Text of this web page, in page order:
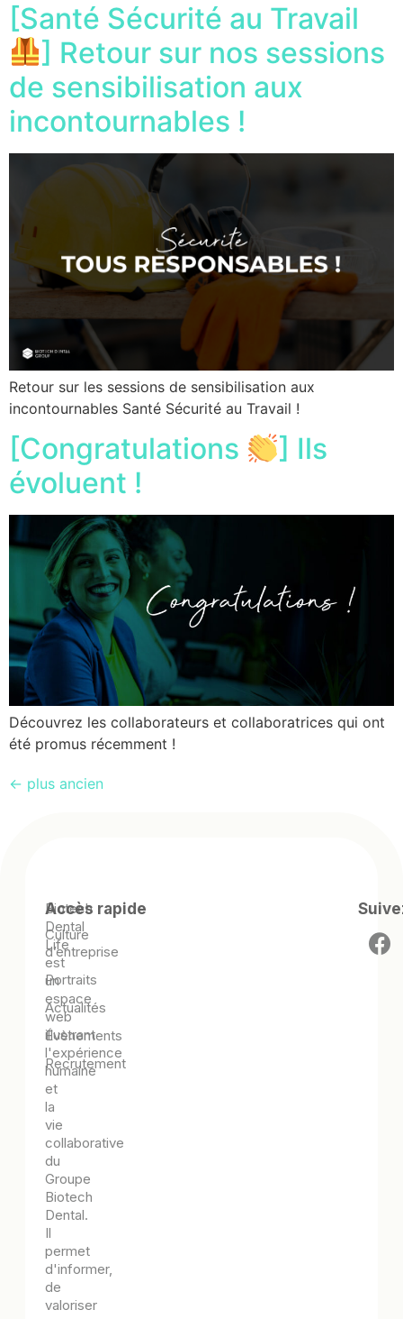
[Santé Sécurité au Travail
] Retour sur nos sessions
de sensibilisation aux
incontournables !
Retour sur les sessions de sensibilisation aux
incontournables Santé Sécurité au Travail !
[Congratulations
] Ils
évoluent !
Découvrez les collaborateurs et collaboratrices qui ont
été promus récemment !
← plus ancien
Biotech
Dental
Life
est
un
espace
web
illustrant
l'expérience
humaine
et
la
vie
collaborative
du
Groupe
Biotech
Dental.
Il
permet
d'informer,
de
valoriser
Accès rapide
Culture
d’entreprise
Portraits
Actualités
Évènements
Recrutement